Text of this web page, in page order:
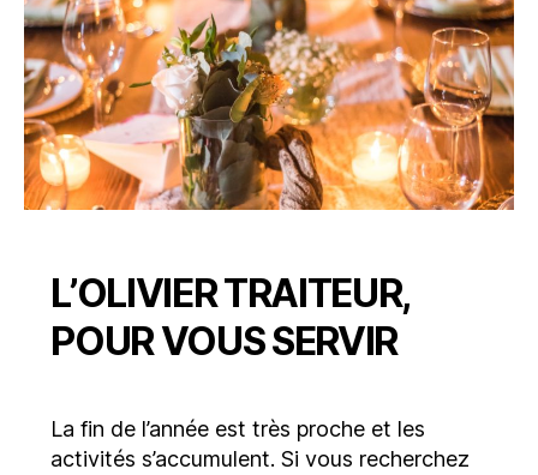
L’OLIVIER TRAITEUR,
POUR VOUS SERVIR
La fin de l’année est très proche et les
activités s’accumulent. Si vous recherchez